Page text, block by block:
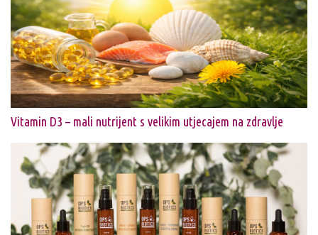
Vitamin D3 – mali nutrijent s velikim utjecajem na zdravlje